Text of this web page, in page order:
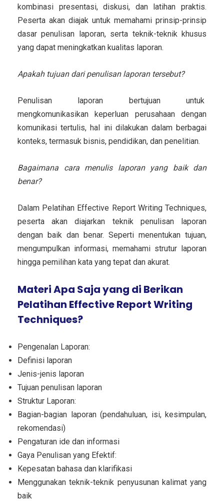
kombinasi presentasi, diskusi, dan latihan praktis.
Peserta akan diajak untuk memahami prinsip-prinsip
dasar penulisan laporan, serta teknik-teknik khusus
yang dapat meningkatkan kualitas laporan.
Apakah tujuan dari penulisan laporan tersebut?
Penulisan laporan bertujuan untuk
mengkomunikasikan keperluan perusahaan dengan
komunikasi tertulis, hal ini dilakukan dalam berbagai
konteks, termasuk bisnis, pendidikan, dan penelitian.
Bagaimana cara menulis laporan yang baik dan
benar?
Dalam Pelatihan Effective Report Writing Techniques,
peserta akan diajarkan teknik penulisan laporan
dengan baik dan benar. Seperti menentukan tujuan,
mengumpulkan informasi, memahami strutur laporan
hingga pemilihan kata yang tepat dan akurat.
Materi Apa Saja yang di Berikan
Pelatihan Effective Report Writing
Techniques?
Pengenalan Laporan:
Definisi laporan
Jenis-jenis laporan
Tujuan penulisan laporan
Struktur Laporan:
Bagian-bagian laporan (pendahuluan, isi, kesimpulan,
rekomendasi)
Pengaturan ide dan informasi
Gaya Penulisan yang Efektif:
Kepesatan bahasa dan klarifikasi
Menggunakan teknik-teknik penyusunan kalimat yang
baik